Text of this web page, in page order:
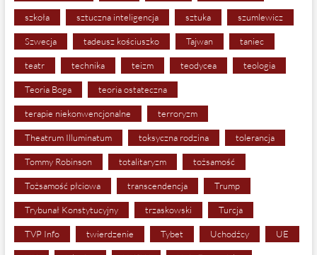
szkoła sztuczna inteligencja sztuka szumlewicz
Szwecja tadeusz kościuszko Tajwan taniec
teatr technika teizm teodycea teologia
Teoria Boga teoria ostateczna
terapie niekonwencjonalne terroryzm
Theatrum Illuminatum toksyczna rodzina tolerancja
Tommy Robinson totalitaryzm tożsamość
Tożsamość płciowa transcendencja Trump
Trybunał Konstytucyjny trzaskowski Turcja
TVP Info twierdzenie Tybet Uchodźcy UE